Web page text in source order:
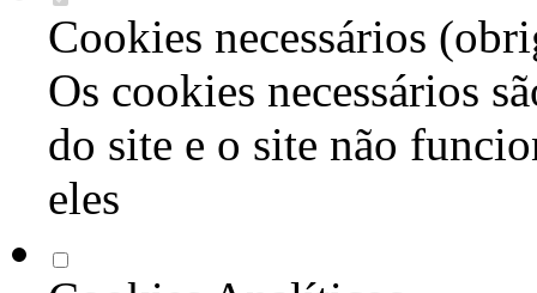
Cookies necessários
Os cookies necessários
do site e o site não
eles